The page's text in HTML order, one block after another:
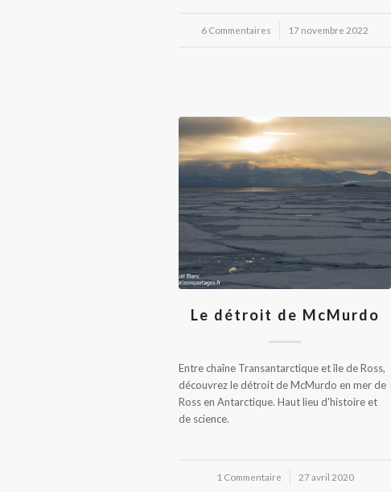
6 Commentaires
/ 17 novembre 2022
Le détroit de McMurdo
Entre chaîne Transantarctique et île de Ross,
découvrez le détroit de McMurdo en mer de
Ross en Antarctique. Haut lieu d'histoire et
de science.
1 Commentaire
/ 27 avril 2020